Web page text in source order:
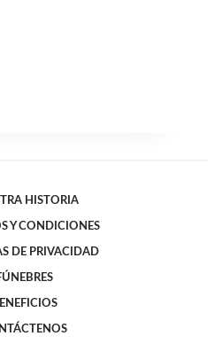
HISTORIA
Y CONDICIONES
DE PRIVACIDAD